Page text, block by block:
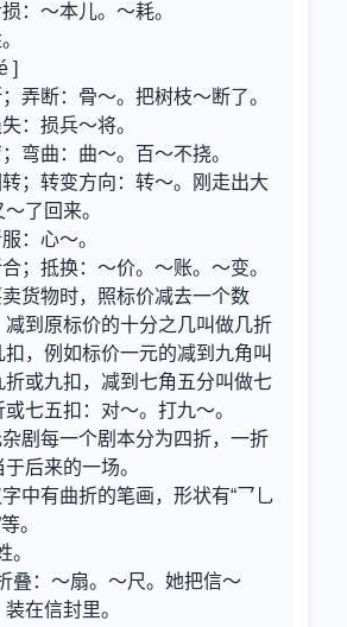
：～本儿。～耗。
]
弄断：骨～。把树枝～断了。
：损兵～将。
弯曲 ：曲～。百～不挠。
；转变方向 ：转～。刚走出大
～了回来。
：心～。
；抵换：～价。～账。～变。
货物时，照标价减去一个数
减到原标价的十分之几叫做几折
扣，例如标价一元的减到九角叫
折或九扣，减到七角五分叫做七
或七五扣 ：对～。打九～。
剧每一个剧本分为四折，一折
后来的一场。
中有曲折的笔画，形状有“乛乚
。
。
叠 ：～扇。～尺。她把信～
在信封里。